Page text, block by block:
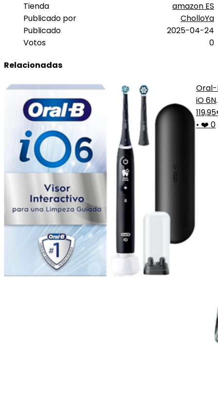
Tienda
amazon ES
Publicado por
CholloYa
Publicado
2025-04-24
Votos
0
Relacionadas
Oral-
iO 6N
• ❤️ 0